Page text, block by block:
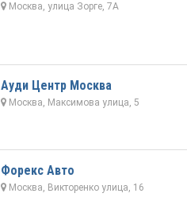
Москва, улица Зорге, 7А
Ауди Центр Москва
Москва, Максимова улица, 5
Форекс Авто
Москва, Викторенко улица, 16